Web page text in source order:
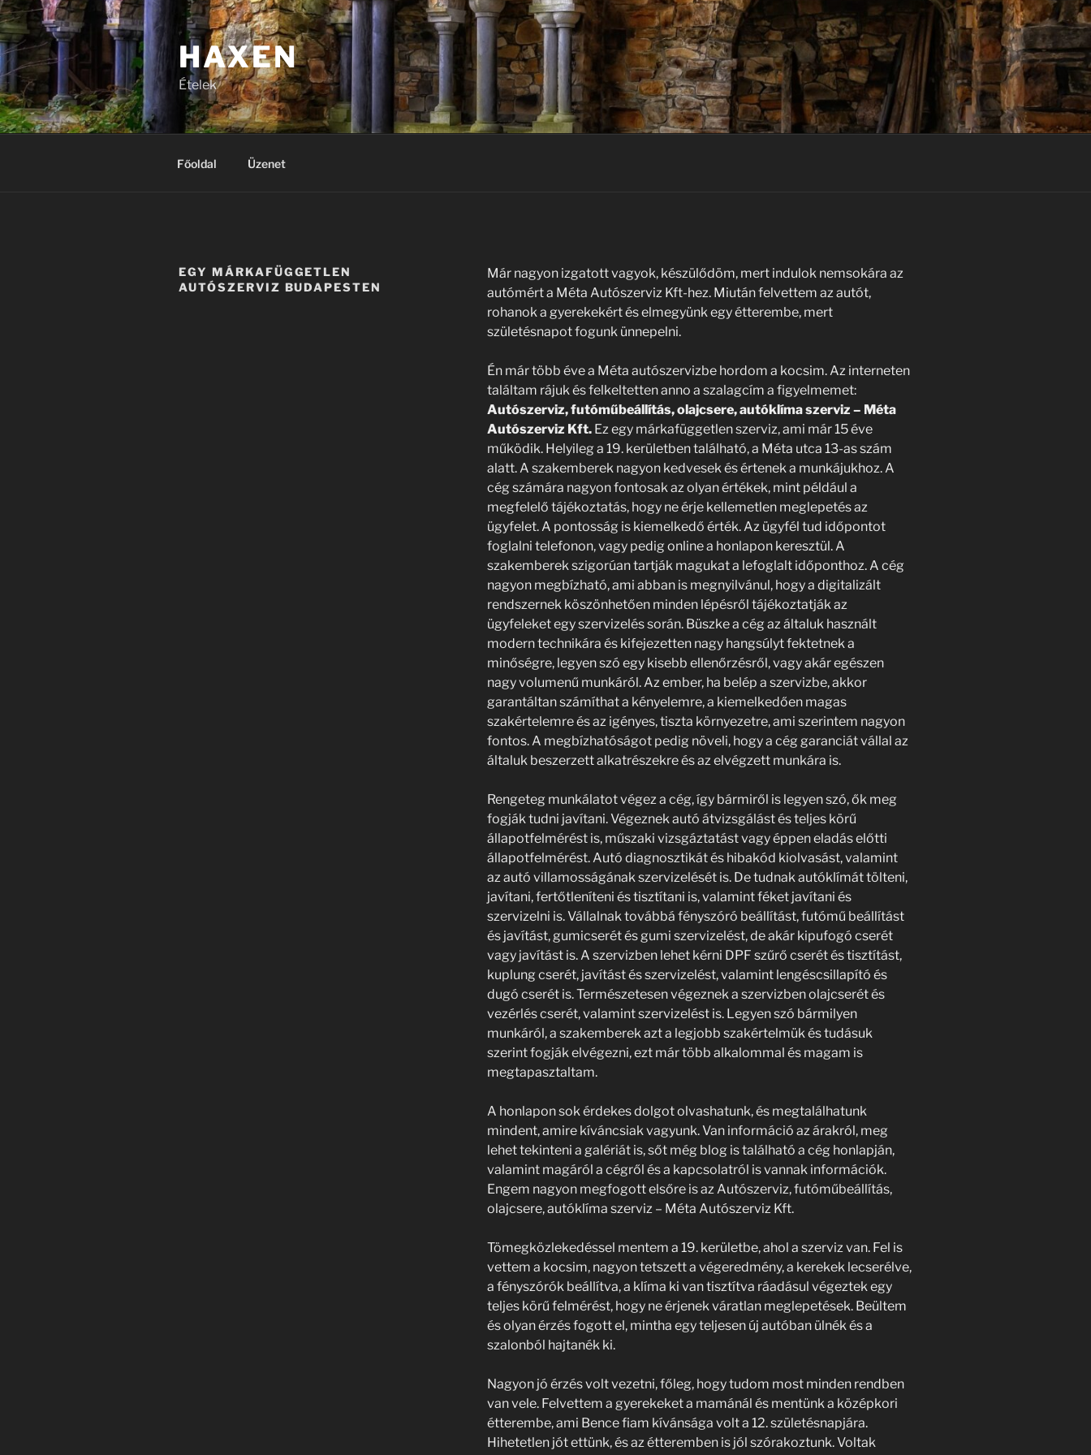
Tartalomhoz
HAXEN
Ételek
Főoldal Üzenet
EGY MÁRKAFÜGGETLEN
AUTÓSZERVIZ BUDAPESTEN
Már nagyon izgatott vagyok, készülődöm, mert indulok nemsokára az
autómért a Méta Autószerviz Kft-hez. Miután felvettem az autót,
rohanok a gyerekekért és elmegyünk egy étterembe, mert
születésnapot fogunk ünnepelni.
Én már több éve a Méta autószervizbe hordom a kocsim. Az interneten
találtam rájuk és felkeltetten anno a szalagcím a figyelmemet:
Autószerviz, futóműbeállítás, olajcsere, autóklíma szerviz – Méta
Autószerviz Kft.Ez egy márkafüggetlen szerviz, ami már 15 éve
működik. Helyileg a 19. kerületben található, a Méta utca 13-as szám
alatt. A szakemberek nagyon kedvesek és értenek a munkájukhoz. A
cég számára nagyon fontosak az olyan értékek, mint például a
megfelelő tájékoztatás, hogy ne érje kellemetlen meglepetés az
ügyfelet. A pontosság is kiemelkedő érték. Az ügyfél tud időpontot
foglalni telefonon, vagy pedig online a honlapon keresztül. A
szakemberek szigorúan tartják magukat a lefoglalt időponthoz. A cég
nagyon megbízható, ami abban is megnyilvánul, hogy a digitalizált
rendszernek köszönhetően minden lépésről tájékoztatják az
ügyfeleket egy szervizelés során. Büszke a cég az általuk használt
modern technikára és kifejezetten nagy hangsúlyt fektetnek a
minőségre, legyen szó egy kisebb ellenőrzésről, vagy akár egészen
nagy volumenű munkáról. Az ember, ha belép a szervizbe, akkor
garantáltan számíthat a kényelemre, a kiemelkedően magas
szakértelemre és az igényes, tiszta környezetre, ami szerintem nagyon
fontos. A megbízhatóságot pedig növeli, hogy a cég garanciát vállal az
általuk beszerzett alkatrészekre és az elvégzett munkára is.
Rengeteg munkálatot végez a cég, így bármiről is legyen szó, ők meg
fogják tudni javítani. Végeznek autó átvizsgálást és teljes körű
állapotfelmérést is, műszaki vizsgáztatást vagy éppen eladás előtti
állapotfelmérést. Autó diagnosztikát és hibakód kiolvasást, valamint
az autó villamosságának szervizelését is. De tudnak autóklímát tölteni,
javítani, fertőtleníteni és tisztítani is, valamint féket javítani és
szervizelni is. Vállalnak továbbá fényszóró beállítást, futómű beállítást
és javítást, gumicserét és gumi szervizelést, de akár kipufogó cserét
vagy javítást is. A szervizben lehet kérni DPF szűrő cserét és tisztítást,
kuplung cserét, javítást és szervizelést, valamint lengéscsillapító és
dugó cserét is. Természetesen végeznek a szervizben olajcserét és
vezérlés cserét, valamint szervizelést is. Legyen szó bármilyen
munkáról, a szakemberek azt a legjobb szakértelmük és tudásuk
szerint fogják elvégezni, ezt már több alkalommal és magam is
megtapasztaltam.
A honlapon sok érdekes dolgot olvashatunk, és megtalálhatunk
mindent, amire kíváncsiak vagyunk. Van információ az árakról, meg
lehet tekinteni a galériát is, sőt még blog is található a cég honlapján,
valamint magáról a cégről és a kapcsolatról is vannak információk.
Engem nagyon megfogott elsőre is az Autószerviz, futóműbeállítás,
olajcsere, autóklíma szerviz – Méta Autószerviz Kft.
Tömegközlekedéssel mentem a 19. kerületbe, ahol a szerviz van. Fel is
vettem a kocsim, nagyon tetszett a végeredmény, a kerekek lecserélve,
a fényszórók beállítva, a klíma ki van tisztítva ráadásul végeztek egy
teljes körű felmérést, hogy ne érjenek váratlan meglepetések. Beültem
és olyan érzés fogott el, mintha egy teljesen új autóban ülnék és a
szalonból hajtanék ki.
Nagyon jó érzés volt vezetni, főleg, hogy tudom most minden rendben
van vele. Felvettem a gyerekeket a mamánál és mentünk a középkori
étterembe, ami Bence fiam kívánsága volt a 12. születésnapjára.
Hihetetlen jót ettünk, és az étteremben is jól szórakoztunk. Voltak